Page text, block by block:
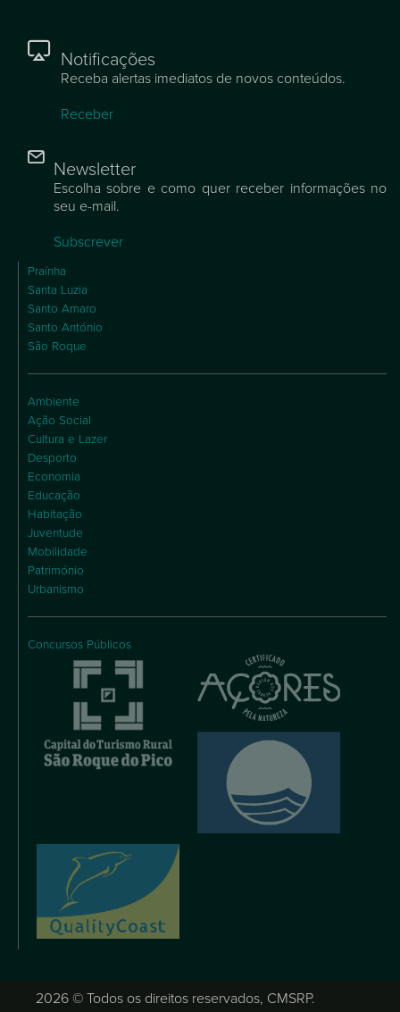
Notificações
Receba alertas imediatos de novos conteúdos.
Receber
Newsletter
Escolha sobre e como quer receber informações no
seu e-mail.
Subscrever
Praínha
Santa Luzia
Santo Amaro
Santo António
São Roque
Ambiente
Ação Social
Cultura e Lazer
Desporto
Economia
Educação
Habitação
Juventude
Mobilidade
Património
Urbanismo
Concursos Públicos
2026 © Todos os direitos reservados, CMSRP.